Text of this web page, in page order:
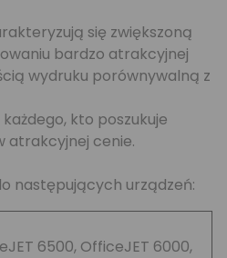
się zwiększoną
bardzo atrakcyjnej
wydruku porównywalną z
kto poszukuje
atrakcyjnej cenie.
następujących urządzeń:
6500, OfficeJET 6000,